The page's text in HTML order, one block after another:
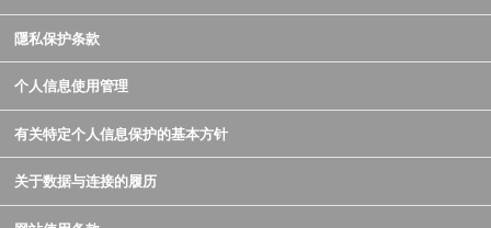
隱私保护条款
个人信息使用管理
有关特定个人信息保护的基本方针
关于数据与连接的履历